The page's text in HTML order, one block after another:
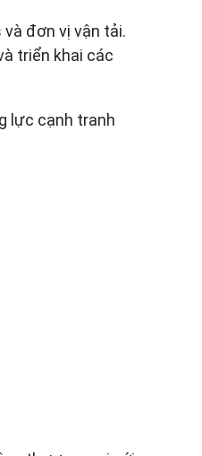
đơn vị vận tải.
triển khai các
lực cạnh tranh